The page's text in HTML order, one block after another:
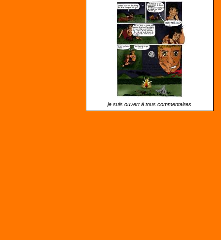
je suis ouvert à tous commentaires